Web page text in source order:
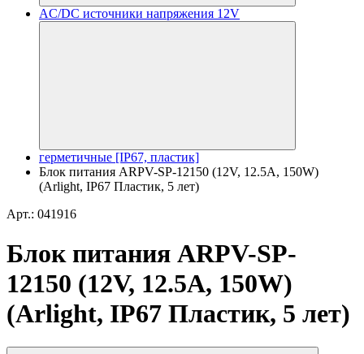
AC/DC источники напряжения 12V
герметичные [IP67, пластик]
Блок питания ARPV-SP-12150 (12V, 12.5A, 150W)
(Arlight, IP67 Пластик, 5 лет)
Арт.: 041916
Блок питания ARPV-SP-
12150 (12V, 12.5A, 150W)
(Arlight, IP67 Пластик, 5 лет)